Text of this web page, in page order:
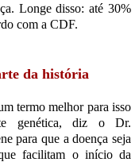
Longe disso: até 30%
com a CDF.
da história
termo melhor para isso
genética, diz o Dr.
para que a doença seja
facilitam o início da